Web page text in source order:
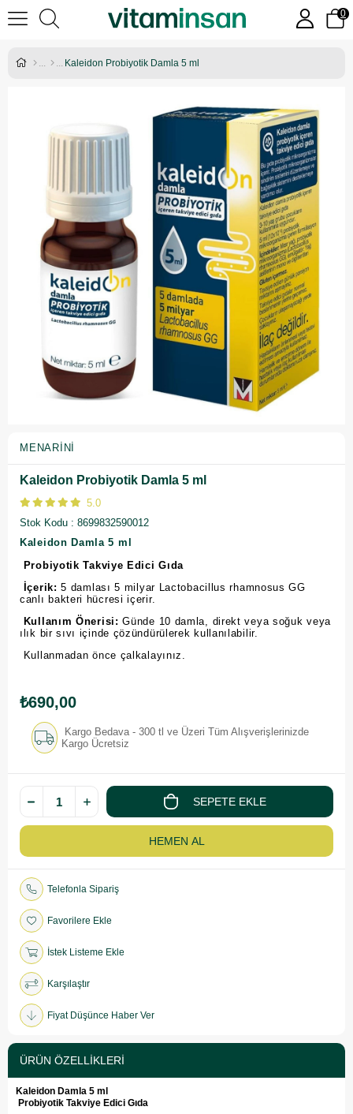
0
Kaleidon Probiyotik Damla 5 ml
MENARINI
Kaleidon Probiyotik Damla 5 ml
5.0
Stok Kodu
8699832590012
Kaleidon Damla 5 ml
Probiyotik Takviye Edici Gıda
İçerik: 5 damlası 5 milyar Lactobacillus rhamnosus GG
canlı bakteri hücresi içerir.
Kullanım Önerisi: Günde 10 damla, direkt veya soğuk veya
ılık bir sıvı içinde çözündürülerek kullanılabilir.
Kullanmadan önce çalkalayınız.
₺690,00
Kargo Bedava - 300 tl ve Üzeri Tüm Alışverişlerinizde
Kargo Ücretsiz
Telefonla Sipariş
Favorilere Ekle
İstek Listeme Ekle
Karşılaştır
Fiyat Düşünce Haber Ver
ÜRÜN ÖZELLIKLERI
Kaleidon Damla 5 ml
Probiyotik Takviye Edici Gıda